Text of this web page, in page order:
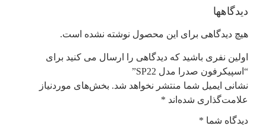
دیدگاهها
هیچ دیدگاهی برای این محصول نوشته نشده است.
اولین نفری باشید که دیدگاهی را ارسال می کنید برای
“اسپیکرفون صدرا مدل SP22”
نشانی ایمیل شما منتشر نخواهد شد. بخش‌های موردنیاز
علامت‌گذاری شده‌اند *
دیدگاه شما *